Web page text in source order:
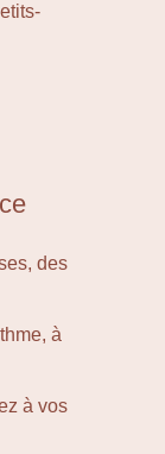
des
à
à vos